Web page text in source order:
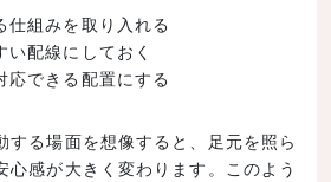
仕組みを取り入れる
配線にしておく
応できる配置にする
する場面を想像すると、足元を照ら
心感が大きく変わります。このよう